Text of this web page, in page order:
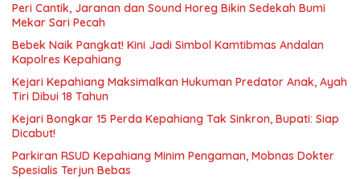
Peri Cantik, Jaranan dan Sound Horeg Bikin Sedekah Bumi
Mekar Sari Pecah
Bebek Naik Pangkat! Kini Jadi Simbol Kamtibmas Andalan
Kapolres Kepahiang
Kejari Kepahiang Maksimalkan Hukuman Predator Anak, Ayah
Tiri Dibui 18 Tahun
Kejari Bongkar 15 Perda Kepahiang Tak Sinkron, Bupati: Siap
Dicabut!
Parkiran RSUD Kepahiang Minim Pengaman, Mobnas Dokter
Spesialis Terjun Bebas